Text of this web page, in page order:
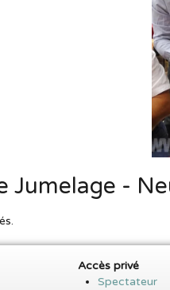
Jumelage -
Accès privé
Spectateur